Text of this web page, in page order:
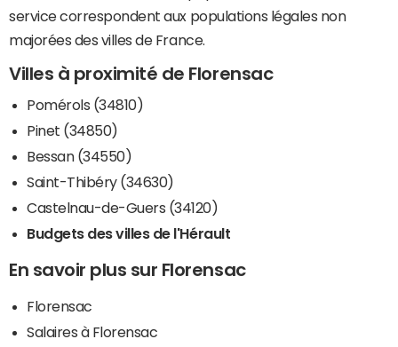
service correspondent aux populations légales non
majorées des villes de France.
Villes à proximité de Florensac
Pomérols (34810)
Pinet (34850)
Bessan (34550)
Saint-Thibéry (34630)
Castelnau-de-Guers (34120)
Budgets des villes de l'Hérault
En savoir plus sur Florensac
Florensac
Salaires à Florensac